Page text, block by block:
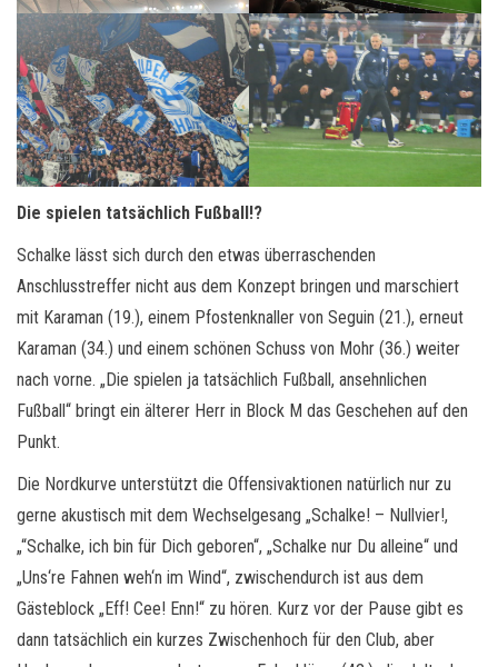
Die spielen tatsächlich Fußball!?
Schalke lässt sich durch den etwas überraschenden
Anschlusstreffer nicht aus dem Konzept bringen und marschiert
mit Karaman (19.), einem Pfostenknaller von Seguin (21.), erneut
Karaman (34.) und einem schönen Schuss von Mohr (36.) weiter
nach vorne. „Die spielen ja tatsächlich Fußball, ansehnlichen
Fußball“ bringt ein älterer Herr in Block M das Geschehen auf den
Punkt.
Die Nordkurve unterstützt die Offensivaktionen natürlich nur zu
gerne akustisch mit dem Wechselgesang „Schalke! – Nullvier!,
„“Schalke, ich bin für Dich geboren“, „Schalke nur Du alleine“ und
„Uns‘re Fahnen weh‘n im Wind“, zwischendurch ist aus dem
Gästeblock „Eff! Cee! Enn!“ zu hören. Kurz vor der Pause gibt es
dann tatsächlich ein kurzes Zwischenhoch für den Club, aber